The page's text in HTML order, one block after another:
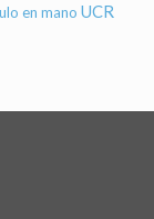
en mano UCR